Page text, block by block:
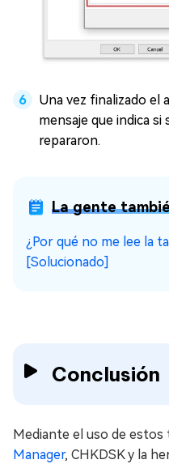
Una vez finalizado el
mensaje que indica
repararon.
La gente
¿Por qué no me lee la
[Solucionado]
Conclusión
Mediante el uso de estos
Manager, CHKDSK y la